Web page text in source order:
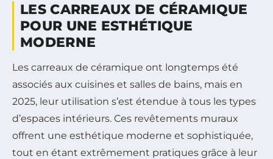
LES CARREAUX DE CÉRAMIQUE
POUR UNE ESTHÉTIQUE
MODERNE
Les carreaux de céramique ont longtemps été
associés aux cuisines et salles de bains, mais en
2025, leur utilisation s’est étendue à tous les types
d’espaces intérieurs. Ces revêtements muraux
offrent une esthétique moderne et sophistiquée,
tout en étant extrêmement pratiques grâce à leur